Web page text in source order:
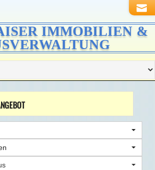
IMMOBILIEN &